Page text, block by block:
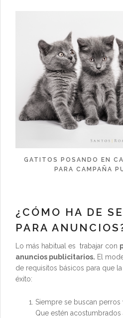
GATITOS POSANDO EN
PARA CAMPAÑA
¿CÓMO HA DE
PARA
Lo más habitual es trabajar con
anuncios publicitarios. El
de requisitos básicos para que
éxito:
Siempre se buscan perros
Que estén